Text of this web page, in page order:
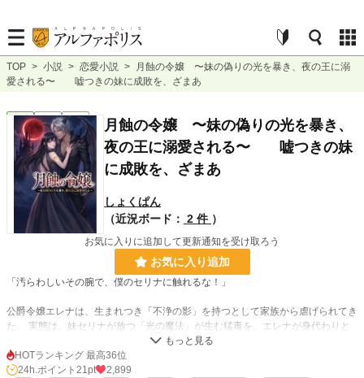
TOP > 小説 > 恋愛小説 >
月蝕の令嬢 〜妹の偽りの光を暴き、夜の王に溺
愛される〜 嘘つきの妹に成敗を、ざまあ
恋愛 完結 長編
月蝕の令嬢 〜妹の偽りの光を暴き、
夜の王に溺愛される〜 嘘つきの妹
に成敗を、ざまあ
しょくぱん
（近況ボード： 2 件 ）
お気に入りに追加して更新通知を受け取ろう
お気に入り追加
「汚らわしいその腕で、僕のセリナに触れるな！」
公爵令嬢エレナは、生まれつき「不浄の影」を持つとして家族から虐げられてき
た。 実態は、妹セリナが放つ「光の魔法」が生む猛毒を、エレナが身代わりと
なって吸い取っていただけ。 しかし、妹の暴走事故を自らの腕を焼いて防いだ
日、エレナは「聖女である妹を呪った」と冤罪をかけられる。
HOTランキング 最高36位
24h.ポイント 21pt
2,899